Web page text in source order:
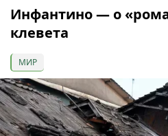
Инфантино — о
клевета
МИР